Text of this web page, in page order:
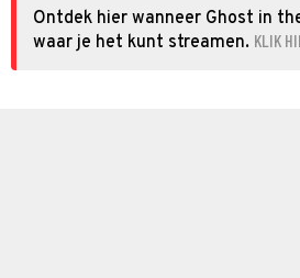
Ontdek hier wanneer Ghost in
waar je het kunt streamen. KLIK